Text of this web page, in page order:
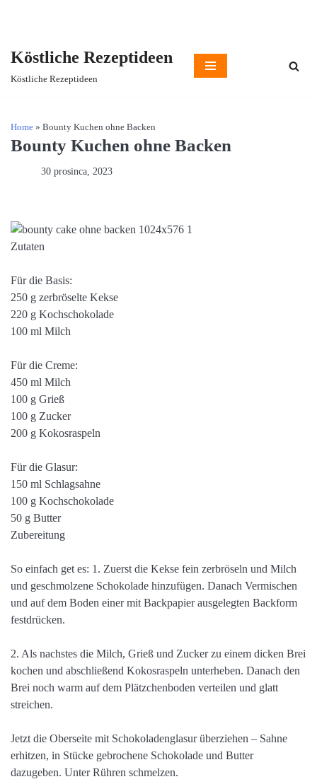
Köstliche Rezeptideen
Köstliche Rezeptideen
Home » Bounty Kuchen ohne Backen
Bounty Kuchen ohne Backen
30 prosinca, 2023
Zutaten
Für die Basis:
250 g zerbröselte Kekse
220 g Kochschokolade
100 ml Milch
Für die Creme:
450 ml Milch
100 g Grieß
100 g Zucker
200 g Kokosraspeln
Für die Glasur:
150 ml Schlagsahne
100 g Kochschokolade
50 g Butter
Zubereitung
So einfach get es: 1. Zuerst die Kekse fein zerbröseln und Milch
und geschmolzene Schokolade hinzufügen. Danach Vermischen
und auf dem Boden einer mit Backpapier ausgelegten Backform
festdrücken.
2. Als nachstes die Milch, Grieß und Zucker zu einem dicken Brei
kochen und abschließend Kokosraspeln unterheben. Danach den
Brei noch warm auf dem Plätzchenboden verteilen und glatt
streichen.
Jetzt die Oberseite mit Schokoladenglasur überziehen – Sahne
erhitzen, in Stücke gebrochene Schokolade und Butter
dazugeben. Unter Rühren schmelzen.